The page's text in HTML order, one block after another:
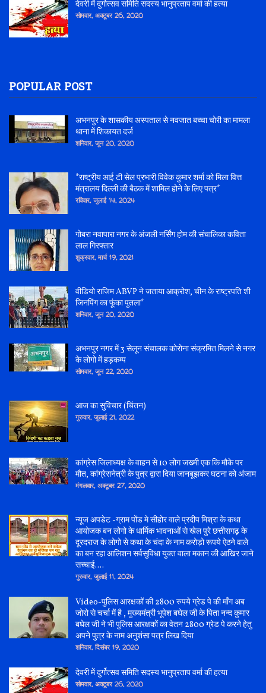
देवरी में दुर्गोत्सव समिति सदस्य भानुप्रताप वर्मा की हत्या
सोमवार, अक्टूबर 26, 2020
POPULAR POST
अभनपुर के शासकीय अस्पताल से नवजात बच्चा चोरी का मामला
थाना में शिकायत दर्ज
शनिवार, जून 20, 2020
*राष्ट्रीय आई टी सेल प्रभारी विवेक कुमार शर्मा को मिला वित्त
मंत्रालय दिल्ली की बैठक में शामिल होने के लिए पत्र*
रविवार, जुलाई 14, 2024
गोबरा नवापारा नगर के अंजली नर्सिंग होम की संचालिका कविता
लाल गिरफ्तार
शुक्रवार, मार्च 19, 2021
वीडियो राजिम ABVP ने जताया आक्रोश, चीन के राष्ट्रपति शी
जिनपिंग का फूंका पुतला*
शनिवार, जून 20, 2020
अभनपुर नगर में 3 सेलून संचालक कोरोना संक्रमित मिलने से नगर
के लोगो में हड़कम्प
सोमवार, जून 22, 2020
आज का सुविचार (चिंतन)
गुरुवार, जुलाई 21, 2022
कांग्रेस जिलाध्यक्ष के वाहन से 10 लोग जख्मी एक कि मौके पर
मौत, कांग्रेसनेत्री के पुत्र द्वारा दिया जानबूझकर घटना को अंजाम
मंगलवार, अक्टूबर 27, 2020
न्यूज अपडेट -ग्राम पोंड मे सीहोर वाले प्रदीप मिश्रा के कथा
आयोजक बन लोगो के धार्मिक भावनाओं से खेल पुरे छत्तीसगढ़ के
दूरदराज के लोगो से कथा के चंदा के नाम करोड़ो रूपये ऐठने वाले
का बन रहा आलिशन सर्वसुविधा युक्त वाला मकान की आखिर जाने
सच्चाई....
गुरुवार, जुलाई 11, 2024
Video-पुलिस आरक्षकों की 2800 रुपये ग्रेड पे की माँग अब
जोरो से चर्चा में है , मुख्यमंत्री भूपेश बघेल जी के पिता नन्द कुमार
बघेल जी ने भी पुलिस आरक्षकों का वेतन 2800 ग्रेड पे करने हेतु
अपने पुत्र के नाम अनुशंसा पत्र लिख दिया
शनिवार, दिसंबर 19, 2020
देवरी में दुर्गोत्सव समिति सदस्य भानुप्रताप वर्मा की हत्या
सोमवार, अक्टूबर 26, 2020